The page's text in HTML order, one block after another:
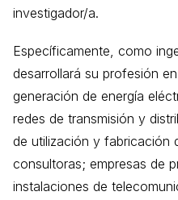
investigador/a.
Específicamente, como
desarrollará su profesión
generación de energía
redes de transmisión y
de utilización y fabricación
consultoras; empresas de
instalaciones de